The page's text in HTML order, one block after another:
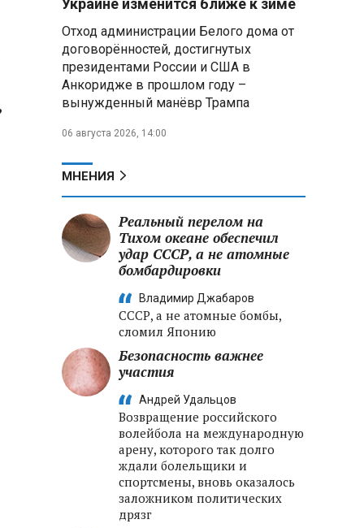
формируют новый облик страны
и должны активнее участвовать
в улучшении охраны труда
МИД РФ: Поездка
ожидаемых результатов
собрали первые «космические»
томаты из семян, побывавших
на орбите
Силовые структуры РФ: на
бойцах ВСУ испытывали
ВИЧ и СПИДа
Украине изменится ближе к зиме
Отход администрации Белого дома от
договорённостей, достигнутых
президентами России и США в
Анкоридже в прошлом году –
вынужденный манёвр Трампа
06 августа 2026, 14:00
МНЕНИЯ
Реальный перелом на
Тихом океане обеспечил
удар СССР, а не атомные
бомбардировки
Владимир Джабаров
СССР, а не атомные бомбы,
сломил Японию
Безопасность важнее
участия
Андрей Удальцов
Возвращение российского
волейбола на международную
арену, которого так долго
ждали болельщики и
спортсмены, вновь оказалось
заложником политических
дрязг